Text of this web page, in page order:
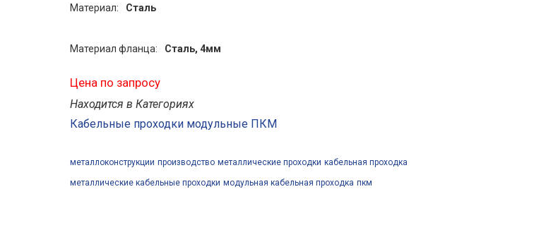
Материал: Сталь
Материал фланца: Сталь, 4мм
Цена по запросу
Находится в Категориях
Кабельные проходки модульные ПКМ
металлоконструкции производство металлические проходки кабельная проходка
металлические кабельные проходки модульная кабельная проходка пкм